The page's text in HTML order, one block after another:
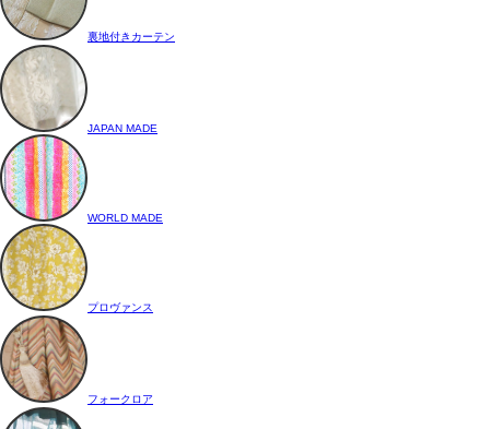
裏地付きカーテン
JAPAN MADE
WORLD MADE
プロヴァンス
フォークロア